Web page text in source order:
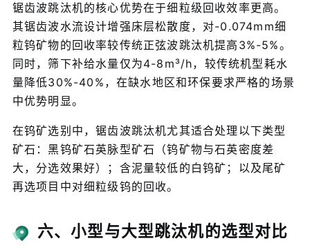
锯齿波跳汰机的核心优势在于细粒级回收效率更高。
其锯齿波水流设计增强床层松散度，对-0.074mm细
粒钨矿物的回收率较传统正弦波跳汰机提高3%-5%。
同时，筛下补给水量仅为4-8m³/h，较传统机型耗水
量降低30%-40%，在缺水地区和环保要求严格的场景
中优势明显。
在钨矿选别中，锯齿波跳汰机尤其适合处理以下类型
矿石：黑钨矿石英脉型矿石（钨矿物与石英密度差
大，分选效果好）；含泥量较低的白钨矿；以及尾矿
再选项目中对细粒级钨的回收。
六、小型与大型跳汰机的选型对比